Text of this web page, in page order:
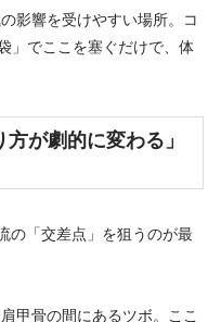
影響を受けやすい場所。コ
」でここを塞ぐだけで、体
が劇的に変わる」
の「交差点」を狙うのが最
肩甲骨の間にあるツボ。ここ